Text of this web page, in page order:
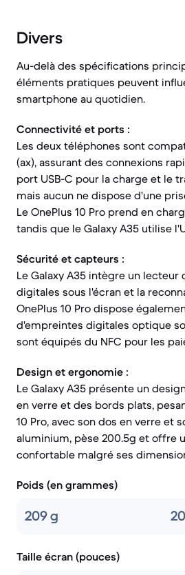
Divers
Au-delà des spécifications
éléments pratiques peuvent
smartphone au quotidien.
Connectivité et ports :
Les deux téléphones sont
(ax), assurant des connexions
port USB-C pour la charge et le
mais aucun ne dispose d'une
Le OnePlus 10 Pro prend en
tandis que le Galaxy A35 utilise
Sécurité et capteurs :
Le Galaxy A35 intègre un lecteur
digitales sous l'écran et la
OnePlus 10 Pro dispose
d'empreintes digitales optique
sont équipés du NFC pour les
Design et ergonomie :
Le Galaxy A35 présente un
en verre et des bords plats,
10 Pro, avec son dos en verre et
aluminium, pèse 200.5g et offre
confortable malgré ses
Poids (en grammes)
209 g
Taille écran (pouces)